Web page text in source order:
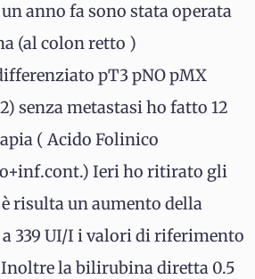
anno fa sono stata operata
(al colon retto )
pT3 pNO pMX
senza metastasi ho fatto 12
( Acido Folinico
Ieri ho ritirato gli
risulta un aumento della
339 UI/I i valori di riferimento
Inoltre la bilirubina diretta 0.5